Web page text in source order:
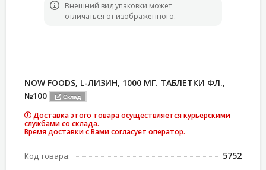
Bнешний вид упаковки может
отличаться от изображённого.
NOW FOODS, L-ЛИЗИН, 1000 МГ. ТАБЛЕТКИ ФЛ.,
№100
Склад
Доставка этого товара осуществляется курьерскими
службами со склада.
Время доставки с Вами согласует оператор.
Код товара: 5752